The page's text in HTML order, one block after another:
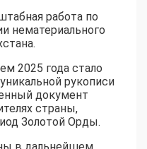
работа по
нематериального
2025 года стало
рукописи
документ
страны,
Золотой Орды.